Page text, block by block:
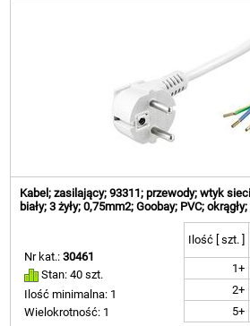
Kabel; zasilający; 93311; przewody; wtyk
biały; 3 żyły; 0,75mm2; Goobay; PVC;
Nr kat.:30461
Stan: 40 szt.
Ilość minimalna: 1
Wielokrotność: 1
Ilość [ szt. ]
1+
2+
5+